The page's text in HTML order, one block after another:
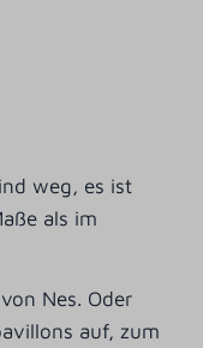
weg, es ist
als im
Nes. Oder
auf, zum